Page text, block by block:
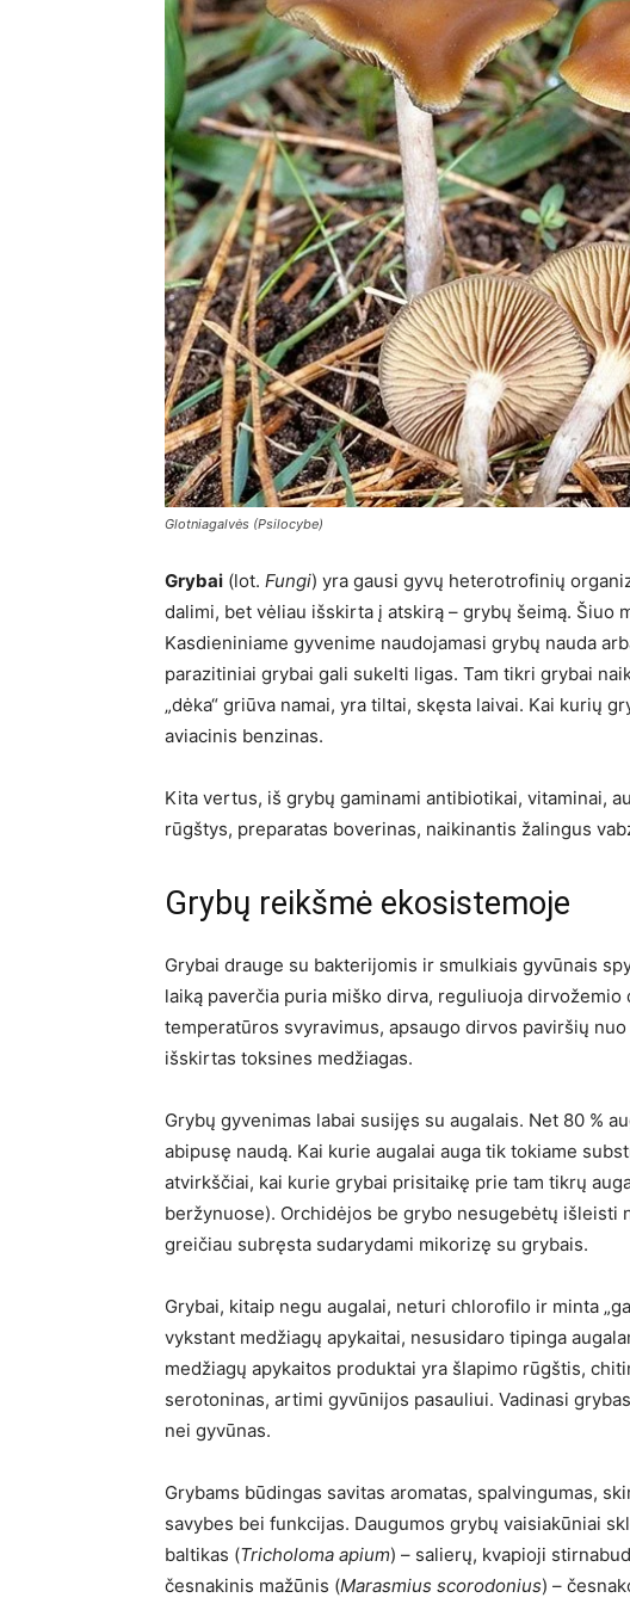
Glotniagalvės (Psilocybe)
Grybai (lot. Fungi) yra gausi gyvų heterotrofinių
dalimi, bet vėliau išskirta į atskirą – grybų šeimą. Šiuo
Kasdieniniame gyvenime naudojamasi grybų nauda
parazitiniai grybai gali sukelti ligas. Tam tikri grybai
„dėka“ griūva namai, yra tiltai, skęsta laivai. Kai kurių
aviacinis benzinas.
Kita vertus, iš grybų gaminami antibiotikai, vitaminai,
rūgštys, preparatas boverinas, naikinantis žalingus
Grybų reikšmė ekosistemoje
Grybai drauge su bakterijomis ir smulkiais gyvūnais
laiką paverčia puria miško dirva, reguliuoja
temperatūros svyravimus, apsaugo dirvos paviršių
išskirtas toksines medžiagas.
Grybų gyvenimas labai susijęs su augalais. Net 80 %
abipusę naudą. Kai kurie augalai auga tik tokiame
atvirkščiai, kai kurie grybai prisitaikę prie tam tikrų
beržynuose). Orchidėjos be grybo nesugebėtų išleisti
greičiau subręsta sudarydami mikorizę su grybais.
Grybai, kitaip negu augalai, neturi chlorofilo ir minta
vykstant medžiagų apykaitai, nesusidaro tipinga
medžiagų apykaitos produktai yra šlapimo rūgštis,
serotoninas, artimi gyvūnijos pasauliui. Vadinasi
nei gyvūnas.
Grybams būdingas savitas aromatas, spalvingumas,
savybes bei funkcijas. Daugumos grybų vaisiakūniai
baltikas (Tricholoma apium) – salierų, kvapioji
česnakinis mažūnis (Marasmius scorodonius) –